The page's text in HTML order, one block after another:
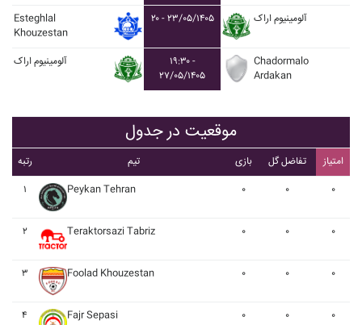
Esteghlal
Khouzestan
۲۰ - ۲۳/۰۵/۱۴۰۵ آلومينيوم اراک
آلومينيوم اراک
۱۹:۳۰ -
۲۷/۰۵/۱۴۰۵
Chadormalo
Ardakan
موقعیت در جدول
رتبه تیم بازی تفاضل گل
امتیاز
۱
Peykan Tehran ۰ ۰ ۰
۲ Teraktorsazi Tabriz ۰ ۰ ۰
۳ Foolad Khouzestan ۰ ۰ ۰
۴ Fajr Sepasi ۰ ۰ ۰